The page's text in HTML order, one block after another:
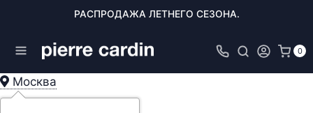
РАСПРОДАЖА ЛЕТНЕГО СЕЗОНА.
0
Москва